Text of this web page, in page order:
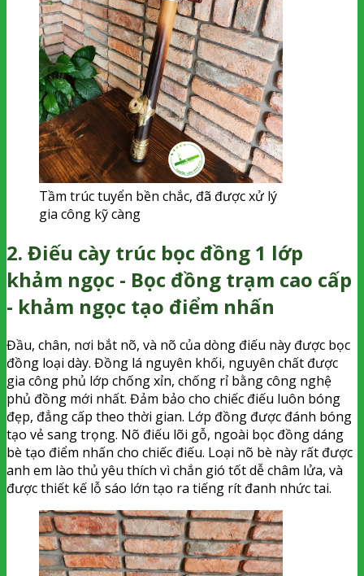
Tầm trúc tuyển bền chắc, đã được xử lý
gia công kỹ càng
2. Điếu cày trúc bọc đồng 1 lớp
khảm ngọc - Bọc đồng trạm cao cấp
- khảm ngọc tạo điểm nhấn
Đầu, chân, nơi bắt nõ, và nõ của dòng điếu này được bọc
đồng loại dày. Đồng lá nguyên khối, nguyên chất được
gia công phủ lớp chống xỉn, chống rỉ bằng công nghệ
phủ đồng mới nhất. Đảm bảo cho chiếc điếu luôn bóng
đẹp, đẳng cấp theo thời gian. Lớp đồng được đánh bóng
tạo vẻ sang trọng. Nõ điếu lõi gỗ, ngoài bọc đồng dáng
bè tạo điểm nhấn cho chiếc điếu. Loại nõ bè này rất được
anh em lào thủ yêu thích vì chắn gió tốt dễ châm lửa, và
được thiết kế lỗ sáo lớn tạo ra tiếng rít đanh nhức tai.